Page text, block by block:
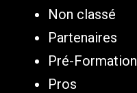
Non classé
Partenaires
Pré-Formation
Pros